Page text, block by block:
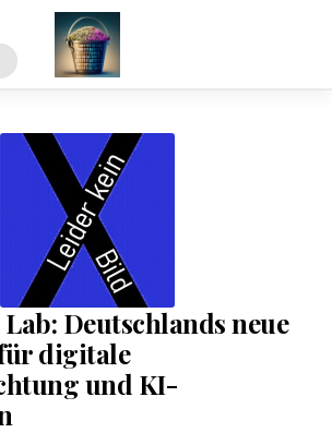
Deutschlands neue
digitale
und KI-